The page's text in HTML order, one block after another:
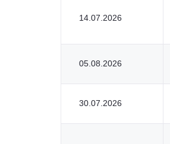
14.07.2026
05.08.2026
30.07.2026